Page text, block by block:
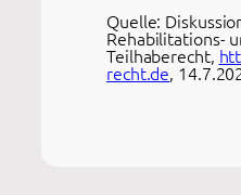
Quelle:
Rehabilitations-
Teilhaberecht,
recht.de,